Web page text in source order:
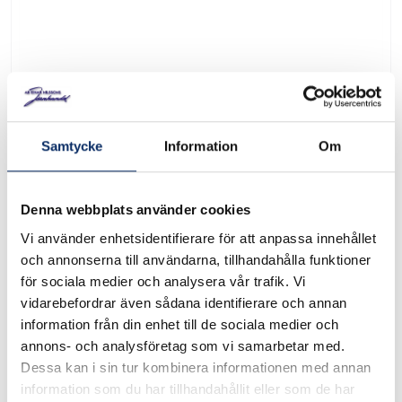
Samtycke Information Om
Denna webbplats använder cookies
Vi använder enhetsidentifierare för att anpassa innehållet
och annonserna till användarna, tillhandahålla funktioner
för sociala medier och analysera vår trafik. Vi
vidarebefordrar även sådana identifierare och annan
information från din enhet till de sociala medier och
annons- och analysföretag som vi samarbetar med.
Dessa kan i sin tur kombinera informationen med annan
information som du har tillhandahållit eller som de har
Sticksågsblad för metall
U118A
Sticksågsblad U 118 A som sågar igenom tunnplåt (1-3 mm). 3
st/förp.
I lager